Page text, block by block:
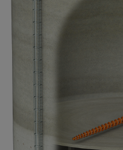
mangueras
Permite una
obtener muestras
carga y garantiza
precisa.
Su versatilidad le
cualquier longitud de
destacado es el de
máquinas Samplex